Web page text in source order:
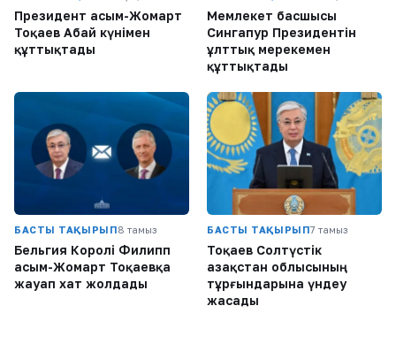
Президент Қасым-Жомарт
Тоқаев Абай күнімен
құттықтады
Мемлекет басшысы
Сингапур Президентін
ұлттық мерекемен
құттықтады
БАСТЫ ТАҚЫРЫП8 тамыз
Бельгия Королі Филипп
Қасым-Жомарт Тоқаевқа
жауап хат жолдады
БАСТЫ ТАҚЫРЫП7 тамыз
Тоқаев Солтүстік
Қазақстан облысының
тұрғындарына үндеу
жасады